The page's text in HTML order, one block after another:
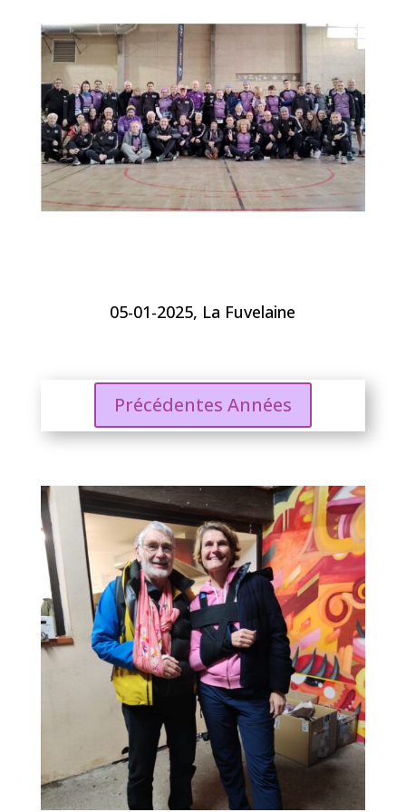
05-01-2025, La Fuvelaine
Précédentes Années